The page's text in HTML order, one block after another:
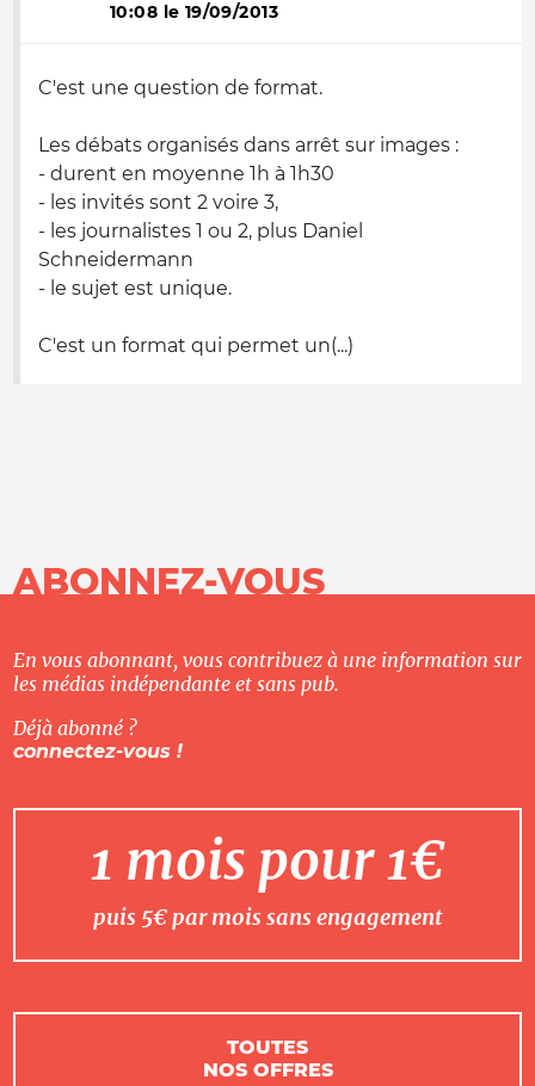
10:08 le 19/09/2013
C'est une question de format.
Les débats organisés dans arrêt sur images :
- durent en moyenne 1h à 1h30
- les invités sont 2 voire 3,
- les journalistes 1 ou 2, plus Daniel
Schneidermann
- le sujet est unique.
C'est un format qui permet un(...)
ABONNEZ-VOUS
En vous abonnant, vous contribuez à une information sur
les médias indépendante et sans pub.
Déjà abonné ?
connectez-vous !
1 mois pour 1€
puis 5€ par mois sans engagement
TOUTES
NOS OFFRES